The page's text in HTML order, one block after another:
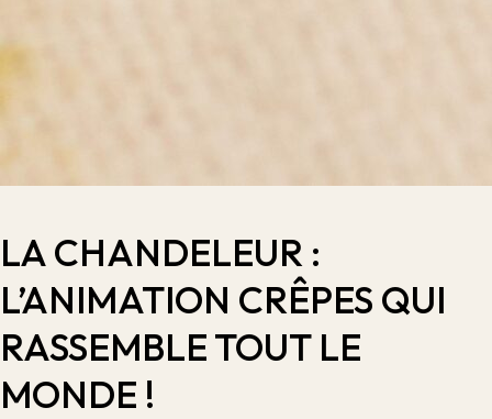
LA CHANDELEUR :
L’ANIMATION CRÊPES QUI
RASSEMBLE TOUT LE
MONDE !